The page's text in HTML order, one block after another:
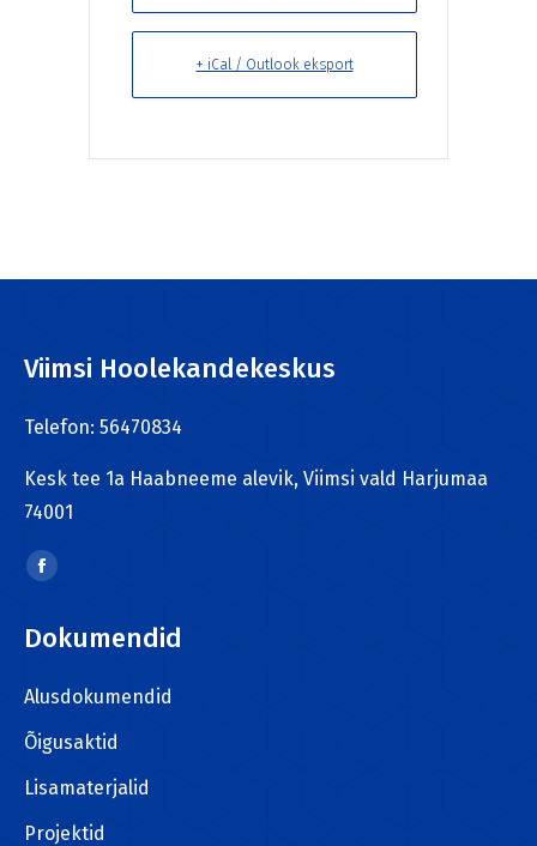
+ iCal / Outlook eksport
Viimsi Hoolekandekeskus
Telefon: 56470834
Kesk tee 1a Haabneeme alevik, Viimsi vald Harjumaa
74001
Find us on:
Facebook
opens
new
window
Dokumendid
Alusdokumendid
Õigusaktid
Lisamaterjalid
Projektid